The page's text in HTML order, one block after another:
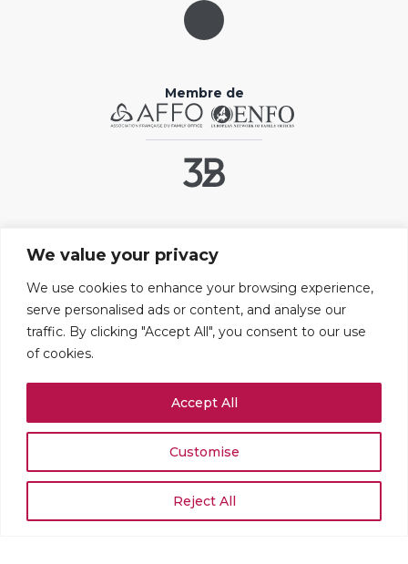
We value your privacy
We use cookies to enhance your browsing experience,
serve personalised ads or content, and analyse our
traffic. By clicking "Accept All", you consent to our use
of cookies.
Customise
Reject All
Accept All
Membre de
Liens utiles
Contact
Mentions légales
Paramétrer les cookies
109 boulevard Haussmann
75008 PARIS
Rue du Stand 51
1204 GENÈVE
+41 (0)22 519 02 54